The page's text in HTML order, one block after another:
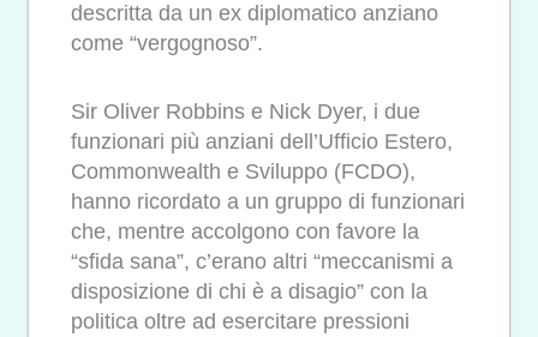
descritta da un ex diplomatico anziano
come “vergognoso”.
Sir Oliver Robbins e Nick Dyer, i due
funzionari più anziani dell’Ufficio Estero,
Commonwealth e Sviluppo (FCDO),
hanno ricordato a un gruppo di funzionari
che, mentre accolgono con favore la
“sfida sana”, c’erano altri “meccanismi a
disposizione di chi è a disagio” con la
politica oltre ad esercitare pressioni